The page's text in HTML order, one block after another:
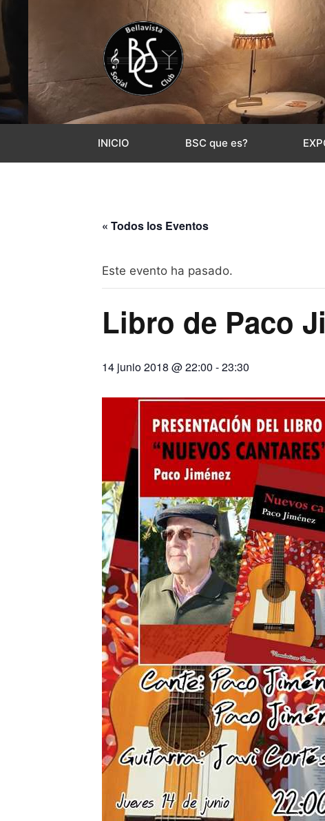
INICIO BSC que es?
« Todos los Eventos
Este evento ha pasado.
Libro de Paco
14 junio 2018 @ 22:00 -23:30